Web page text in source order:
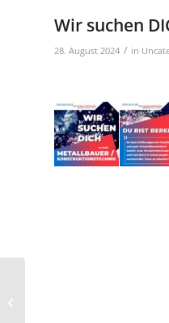
Wir suchen
28. August 2024 / in